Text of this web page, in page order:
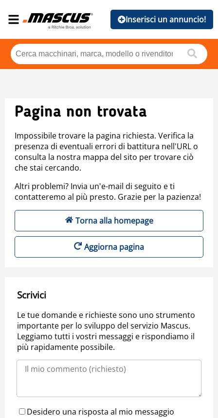
Inserisci un annuncio!
Pagina non trovata
Impossibile trovare la pagina richiesta. Verifica la
presenza di eventuali errori di battitura nell'URL o
consulta la nostra mappa del sito per trovare ciò
che stai cercando.
Altri problemi? Invia un'e-mail di seguito e ti
contatteremo al più presto. Grazie per la pazienza!
Torna alla homepage
Aggiorna pagina
Scrivici
Le tue domande e richieste sono uno strumento
importante per lo sviluppo del servizio Mascus.
Leggiamo tutti i vostri messaggi e rispondiamo il
più rapidamente possibile.
Desidero una risposta al mio messaggio